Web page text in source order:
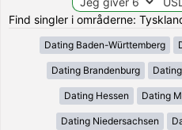
Find singler i områderne:
Dating Baden-Württemberg
Dating Brandenburg
Dating Hessen Dating
Dating Niedersachsen